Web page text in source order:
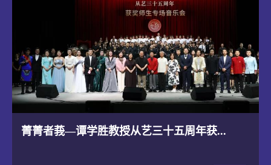
菁菁者莪—谭学胜教授从艺三十五周年获...